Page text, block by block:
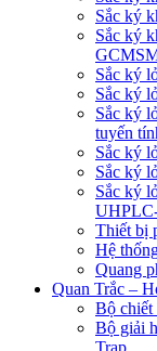
Sắc ký
Sắc ký
Sắc ký
Sắc ký
Sắc ký
tuyến
Sắc ký
Sắc ký
Sắc ký
Thiết bị
Hệ
Quang
Quan Trắc –
Bộ chiết
Bộ giải